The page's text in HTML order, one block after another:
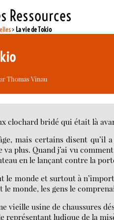
Ressources
> La vie de Tokio
Thomas Vinau
clochard bridé qui était là
mais certains disent
va plus. Quand j’ai vu
en le lançant contre la
le monde et surtout à
monde, les gens le
vieille usine de chaussures
représentant ludique de la